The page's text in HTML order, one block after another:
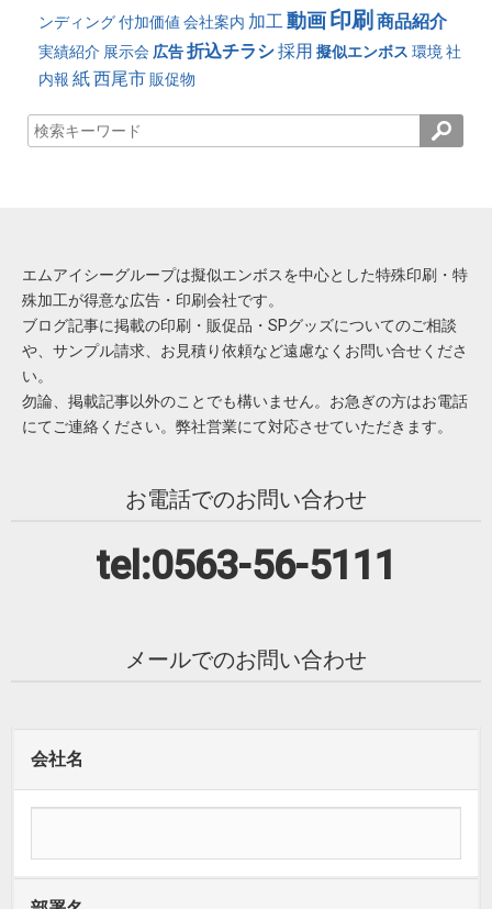
ンディング付加価値 会社案内 加工 動画印刷 商品紹介
実績紹介 展示会 広告折込チラシ採用 擬似エンボス 環境 社
内報 紙西尾市販促物
エムアイシーグループは擬似エンボスを中心とした特殊印刷・特
殊加工が得意な広告・印刷会社です。
ブログ記事に掲載の印刷・販促品・SPグッズについてのご相談
や、サンプル請求、お見積り依頼など遠慮なくお問い合せくださ
い。
勿論、掲載記事以外のことでも構いません。お急ぎの方はお電話
にてご連絡ください。弊社営業にて対応させていただきます。
お電話でのお問い合わせ
tel:0563-56-5111
メールでのお問い合わせ
会社名